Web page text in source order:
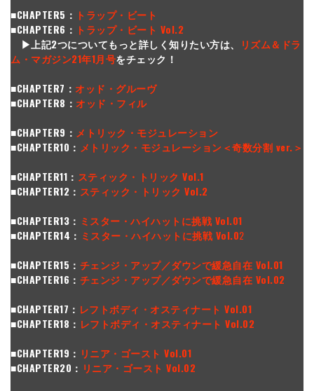
■CHAPTER5： トラップ・ビート
■CHAPTER6： トラップ・ビート Vol.2
▶︎上記2つについてもっと詳しく知りたい方は、
リズム＆ドラ
ム・マガジン21年1月号をチェック！
■CHAPTER7： オッド・グルーヴ
■CHAPTER8： オッド・フィル
■CHAPTER9： メトリック・モジュレーション
■CHAPTER10： メトリック・モジュレーション＜奇数分割 ver.＞
■CHAPTER11： スティック・トリック Vol.1
■CHAPTER12： スティック・トリック Vol.2
■CHAPTER13： ミスター・ハイハットに挑戦 Vol.01
■CHAPTER14： ミスター・ハイハットに挑戦 Vol.02
■CHAPTER15： チェンジ・アップ／ダウンで緩急自在 Vol.01
■CHAPTER16： チェンジ・アップ／ダウンで緩急自在 Vol.02
■CHAPTER17： レフトボディ・オスティナート Vol.01
■CHAPTER18： レフトボディ・オスティナート Vol.02
■CHAPTER19： リニア・ゴースト Vol.01
■CHAPTER20： リニア・ゴースト Vol.02